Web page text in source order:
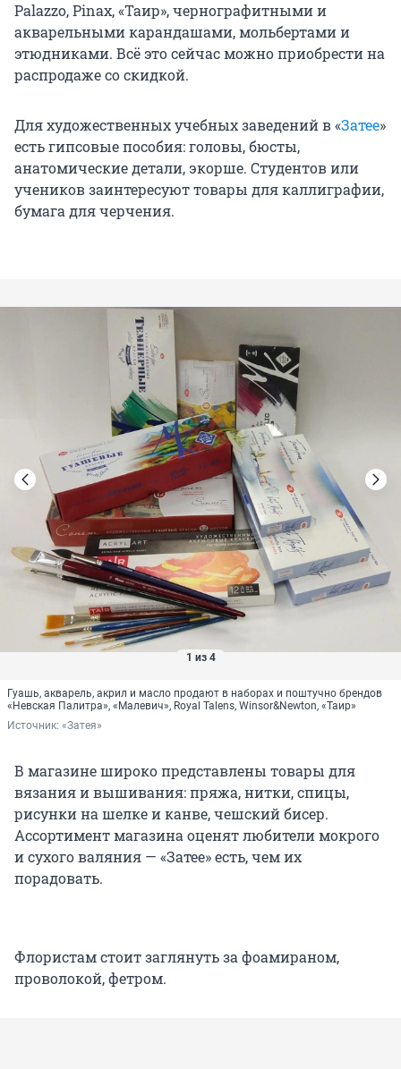
Palazzo, Pinax, «Таир», чернографитными и
акварельными карандашами, мольбертами и
этюдниками. Всё это сейчас можно приобрести на
распродаже со скидкой.
Для художественных учебных заведений в «Затее»
есть гипсовые пособия: головы, бюсты,
анатомические детали, экорше. Студентов или
учеников заинтересуют товары для каллиграфии,
бумага для черчения.
1 из 4
Гуашь, акварель, акрил и масло продают в наборах и поштучно брендов
«Невская Палитра», «Малевич», Royal Talens, Winsor&Newton, «Таир»
Источник: «Затея»
В магазине широко представлены товары для
вязания и вышивания: пряжа, нитки, спицы,
рисунки на шелке и канве, чешский бисер.
Ассортимент магазина оценят любители мокрого
и сухого валяния — «Затее» есть, чем их
порадовать.
Флористам стоит заглянуть за фоамираном,
проволокой, фетром.